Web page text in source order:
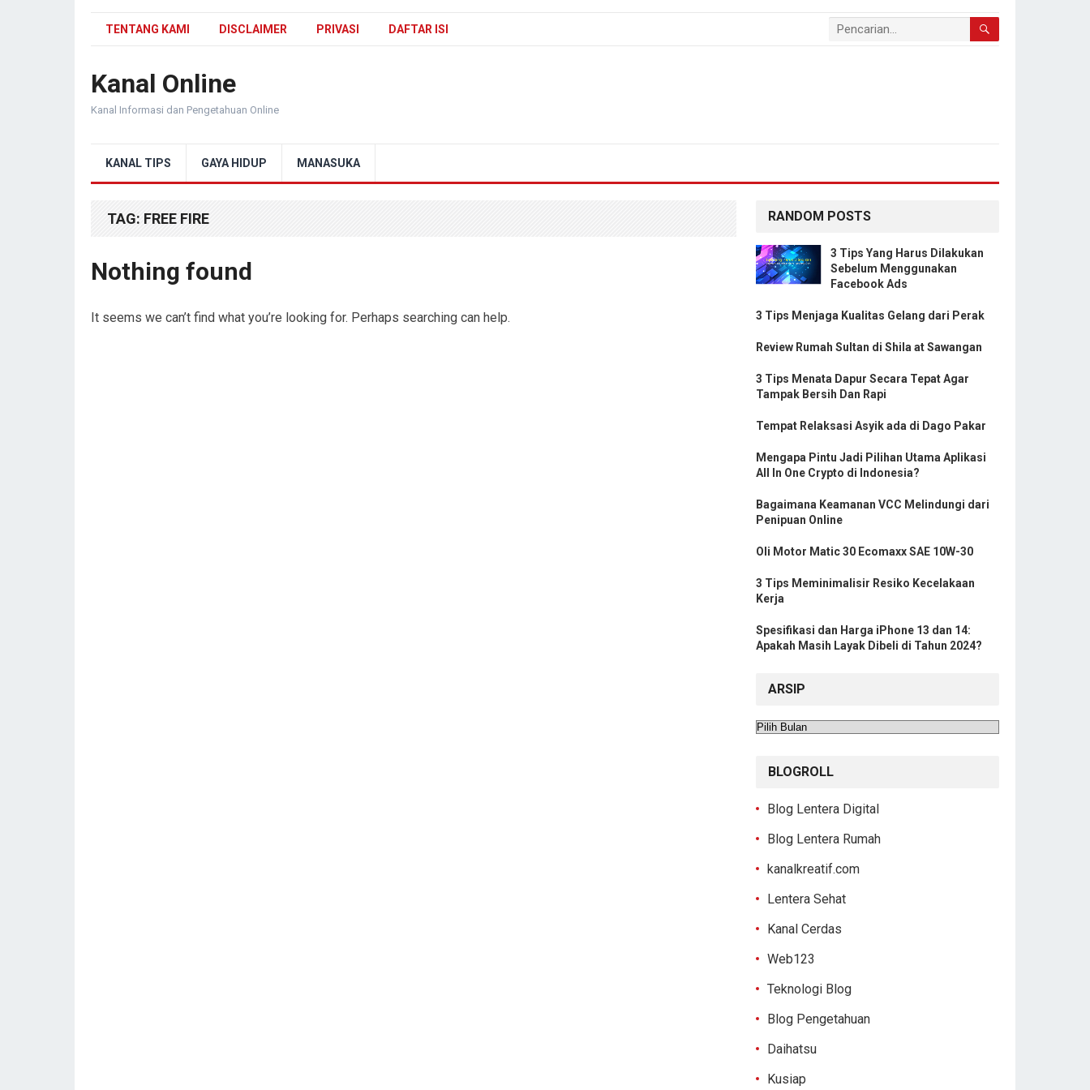
TENTANG KAMI DISCLAIMER PRIVASI DAFTAR ISI
Kanal Online
Kanal Informasi dan Pengetahuan Online
KANAL TIPS GAYA HIDUP MANASUKA
TAG: FREE FIRE
Nothing found
It seems we can’t find what you’re looking for. Perhaps searching can help.
RANDOM POSTS
3 Tips Yang Harus Dilakukan
Sebelum Menggunakan
Facebook Ads
3 Tips Menjaga Kualitas Gelang dari Perak
Review Rumah Sultan di Shila at Sawangan
3 Tips Menata Dapur Secara Tepat Agar
Tampak Bersih Dan Rapi
Tempat Relaksasi Asyik ada di Dago Pakar
Mengapa Pintu Jadi Pilihan Utama Aplikasi
All In One Crypto di Indonesia?
Bagaimana Keamanan VCC Melindungi dari
Penipuan Online
Oli Motor Matic 30 Ecomaxx SAE 10W-30
3 Tips Meminimalisir Resiko Kecelakaan
Kerja
Spesifikasi dan Harga iPhone 13 dan 14:
Apakah Masih Layak Dibeli di Tahun 2024?
ARSIP
Arsip
BLOGROLL
Blog Lentera Digital
Blog Lentera Rumah
kanalkreatif.com
Lentera Sehat
Kanal Cerdas
Web123
Teknologi Blog
Blog Pengetahuan
Daihatsu
Kusiap